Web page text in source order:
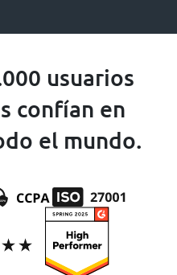
usuarios
confían en
el mundo.